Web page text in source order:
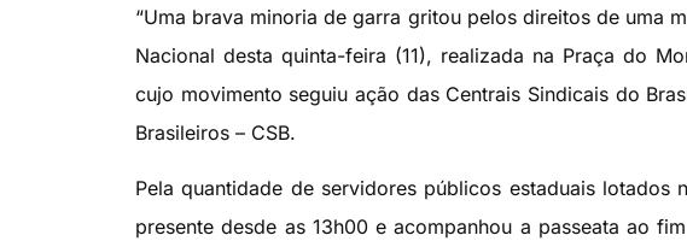
“Uma brava minoria de garra gritou pelos direitos de uma
Nacional desta quinta-feira (11), realizada na Praça do
cujo movimento seguiu ação das Centrais Sindicais do
Brasileiros – CSB.
Pela quantidade de servidores públicos estaduais
presente desde as 13h00 e acompanhou a passeata ao